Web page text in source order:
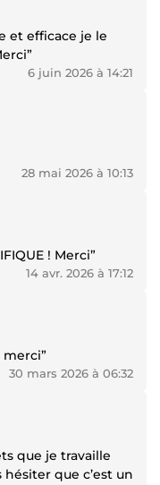
et efficace je le
6 juin 2026 à 14:21
28 mai 2026 à 10:13
! Merci”
14 avr. 2026 à 17:12
30 mars 2026 à 06:32
que je travaille
que c’est un